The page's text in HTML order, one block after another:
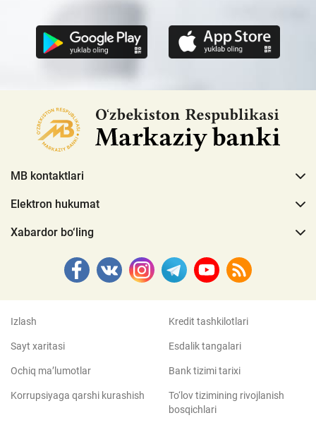
MB kontaktlari
Elektron hukumat
Xabardor bo‘ling
Izlash
Sayt xaritasi
Ochiq ma’lumotlar
Korrupsiyaga qarshi kurashish
Kredit tashkilotlari
Esdalik tangalari
Bank tizimi tarixi
To‘lov tizimining rivojlanish
bosqichlari